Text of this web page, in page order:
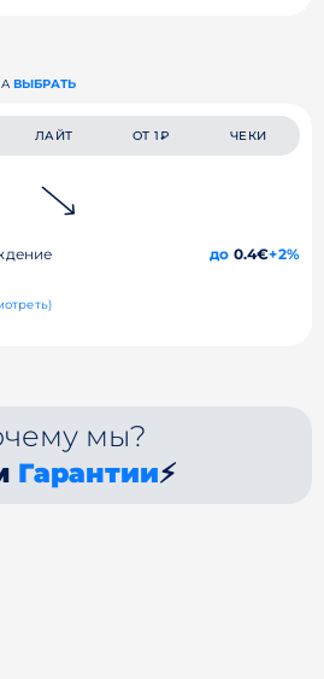
ВЫБРАТЬ
ЛАЙТ ОТ 1₽ ЧЕКИ
до 0.4€+2%
мы?
Гарантии⚡